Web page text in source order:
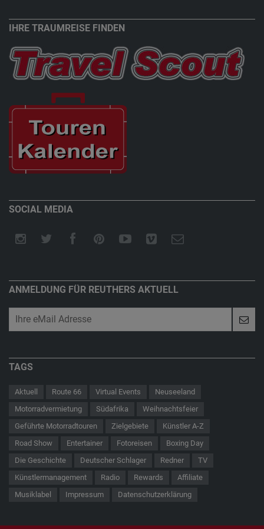
IHRE TRAUMREISE FINDEN
SOCIAL MEDIA
ANMELDUNG FÜR REUTHERS AKTUELL
TAGS
Aktuell Route 66 Virtual Events
Neuseeland
Motorradvermietung
Südafrika
Weihnachtsfeier
Geführte Motorradtouren
Zielgebiete
Künstler A-Z
Road Show
Entertainer Fotoreisen
Boxing Day
Die Geschichte
Deutscher Schlager Redner
TV
Künstlermanagement
Radio Rewards
Affiliate
Musiklabel
Impressum Datenschutzerklärung